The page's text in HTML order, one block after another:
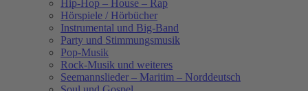
Hip-Hop – House – Rap
Hörspiele / Hörbücher
Instrumental und Big-Band
Party und Stimmungsmusik
Pop-Musik
Rock-Musik und weiteres
Seemannslieder – Maritim – Norddeutsch